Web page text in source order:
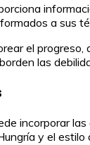
a sus
el
las
incorporar
y el